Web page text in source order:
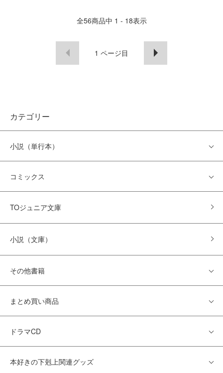
全56商品中 1 - 18表示
1 ページ目
カテゴリー
小説（単行本）
コミックス
TOジュニア文庫
小説（文庫）
その他書籍
まとめ買い商品
ドラマCD
本好きの下剋上関連グッズ